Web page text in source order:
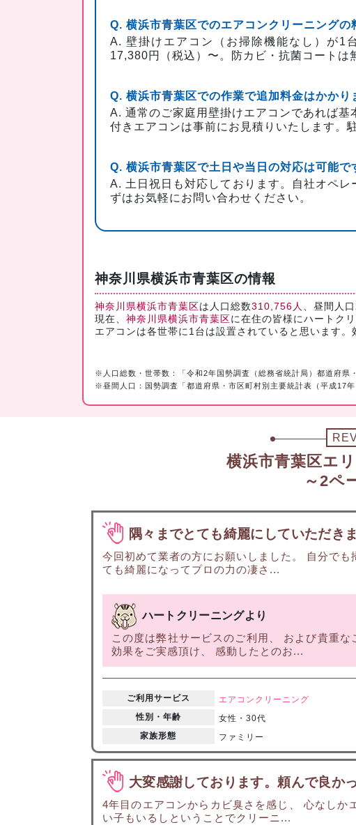
Q. 横浜市青葉区でのエアコンクリーニングの
A. 壁掛けエアコン（お掃除機能なし）が1
17,380円（税込）〜。防カビ・抗菌コートは
Q. 横浜市青葉区での作業で追加料金はかかり
A. 通常のご家庭用壁掛けエアコンであれば
付きエアコンは事前にお見積りいたします。
Q. 横浜市青葉区で土日や当日の対応は可能で
A. 土日祝日も対応しております。自社オペ
ずはお気軽にお問い合わせください。
神奈川県横浜市青葉区の情報
神奈川県横浜市青葉区は人口総数310,756人 、昼間人
現在、 神奈川県横浜市青葉区に在住の皆様にハートク
エアコンは各世帯に1台は設置されていると思います
※人口総数・世帯数：「令和2年国勢調査（総務省統計局）都道府県
※昼間人口：国勢調査「都道府県・市区町村別主要統計表（平成17年
横浜市青葉区エ
～2ペ
隅々までとても綺麗にしていただきま
今回初めて業者の方にお願いしました。 自分で
ても綺麗になってプロの力の凄さ...
ハートクリーニングより
この度は弊社サービスのご利用、 および貴重
効果をご実感頂け、 感動したとのお...
ご利用サービス エアコンクリーニング
性別・年齢
女性・30代
家族形態
ファミリー
大変感謝しております。頼んで良か
4年目のエアコンからカビ臭さを感じ、 心なしか
い子もいるしということでクリーニ...